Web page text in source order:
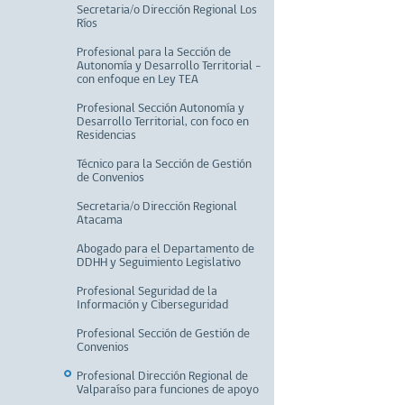
Secretaria/o Dirección Regional Los
Ríos
Profesional para la Sección de
Autonomía y Desarrollo Territorial –
con enfoque en Ley TEA
Profesional Sección Autonomía y
Desarrollo Territorial, con foco en
Residencias
Técnico para la Sección de Gestión
de Convenios
Secretaria/o Dirección Regional
Atacama
Abogado para el Departamento de
DDHH y Seguimiento Legislativo
Profesional Seguridad de la
Información y Ciberseguridad
Profesional Sección de Gestión de
Convenios
Profesional Dirección Regional de
Valparaíso para funciones de apoyo